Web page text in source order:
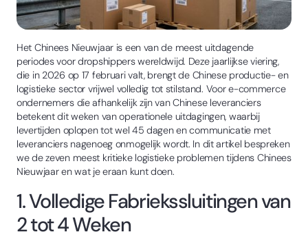
Het Chinees Nieuwjaar is een van de meest uitdagende
periodes voor dropshippers wereldwijd. Deze jaarlijkse viering,
die in 2026 op 17 februari valt, brengt de Chinese productie- en
logistieke sector vrijwel volledig tot stilstand. Voor e-commerce
ondernemers die afhankelijk zijn van Chinese leveranciers
betekent dit weken van operationele uitdagingen, waarbij
levertijden oplopen tot wel 45 dagen en communicatie met
leveranciers nagenoeg onmogelijk wordt. In dit artikel bespreken
we de zeven meest kritieke logistieke problemen tijdens Chinees
Nieuwjaar en wat je eraan kunt doen.
1. Volledige Fabriekssluitingen van
2 tot 4 Weken